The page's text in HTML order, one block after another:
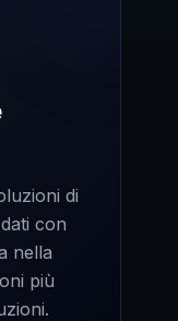
di
con
nella
più